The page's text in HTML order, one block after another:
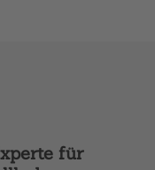
für